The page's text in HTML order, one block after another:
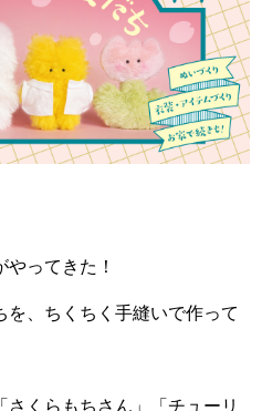
ってきた！
、ちくちく手縫いで作って
さくらもちさん」「チューリ